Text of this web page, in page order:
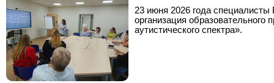
23 июня 2026 года
организация
аутистического спектра».